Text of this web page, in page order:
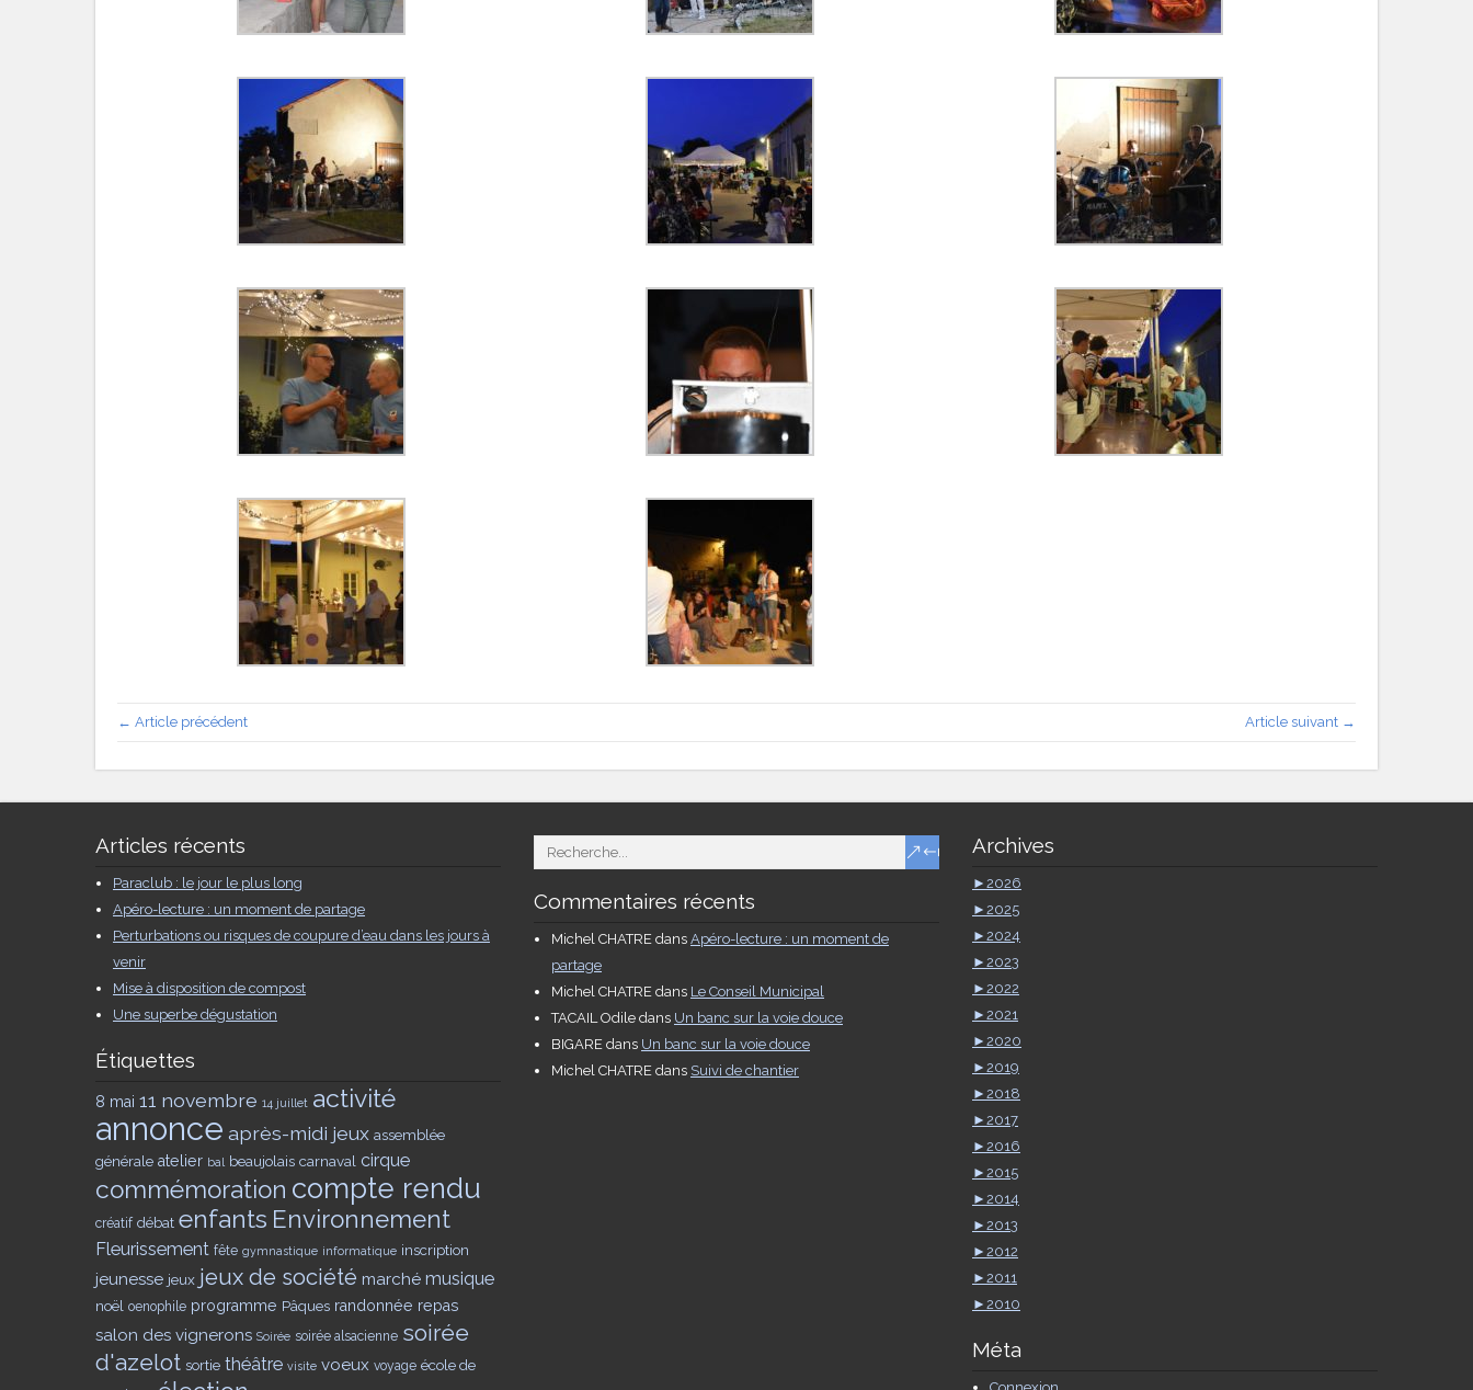
← Article précédent Article suivant →
Articles récents
Paraclub : le jour le plus long
Apéro-lecture : un moment de partage
Perturbations ou risques de coupure d’eau dans les jours à
venir
Mise à disposition de compost
Une superbe dégustation
Étiquettes
8 mai 11 novembre 14 juillet activité
annonce après-midi jeux assemblée
générale atelier bal beaujolais carnaval cirque
commémoration compte rendu
créatif débat enfants Environnement
Fleurissement fête gymnastique informatique inscription
jeunesse jeux jeux de société marché musique
noël oenophile programme Pâques randonnée repas
salon des vignerons Soirée soirée alsacienne soirée
d'azelot sortie théâtre visite voeux voyage école de
Commentaires récents
Michel CHATRE dans Apéro-lecture : un moment de
partage
Michel CHATRE dans Le Conseil Municipal
TACAIL Odile dans Un banc sur la voie douce
BIGARE dans Un banc sur la voie douce
Michel CHATRE dans Suivi de chantier
Archives
► 2026
► 2025
► 2024
► 2023
► 2022
► 2021
► 2020
► 2019
► 2018
► 2017
► 2016
► 2015
► 2014
► 2013
► 2012
► 2011
► 2010
Méta